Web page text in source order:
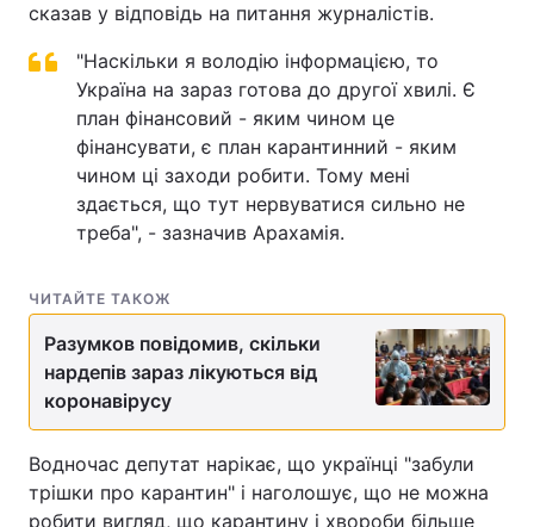
сказав у відповідь на питання журналістів.
"Наскільки я володію інформацією, то
Україна на зараз готова до другої хвилі. Є
план фінансовий - яким чином це
фінансувати, є план карантинний - яким
чином ці заходи робити. Тому мені
здається, що тут нервуватися сильно не
треба", - зазначив Арахамія.
ЧИТАЙТЕ ТАКОЖ
Разумков повідомив, скільки
нардепів зараз лікуються від
коронавірусу
Водночас депутат нарікає, що українці "забули
трішки про карантин" і наголошує, що не можна
робити вигляд, що карантину і хвороби більше